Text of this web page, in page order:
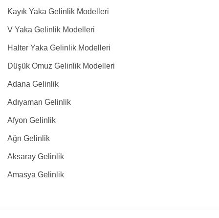
Kayık Yaka Gelinlik Modelleri
V Yaka Gelinlik Modelleri
Halter Yaka Gelinlik Modelleri
Düşük Omuz Gelinlik Modelleri
Adana Gelinlik
Adıyaman Gelinlik
Afyon Gelinlik
Ağrı Gelinlik
Aksaray Gelinlik
Amasya Gelinlik